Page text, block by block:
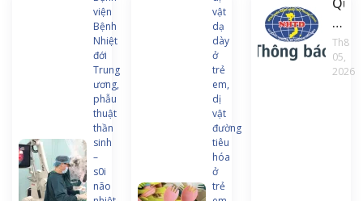
viện
Bệnh
Nhiệt
đới
Trung
ương,
phẫu
thuật
thần
sinh
–
s0i
não
vật
dạ
dày
ở
trẻ
em,
dị
vật
đường
tiêu
hóa
ở
trẻ
định
về
việc
ban
Th8
05,
2026